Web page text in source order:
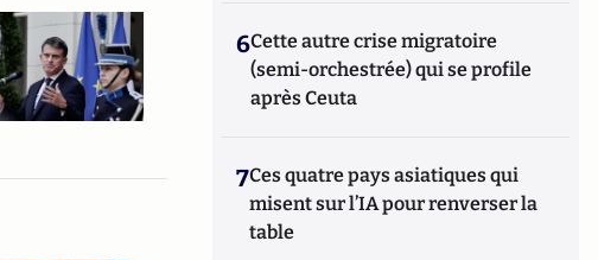
6Cette autre crise migratoire
(semi-orchestrée) qui se profile
après Ceuta
7Ces quatre pays asiatiques qui
misent sur l’IA pour renverser la
table